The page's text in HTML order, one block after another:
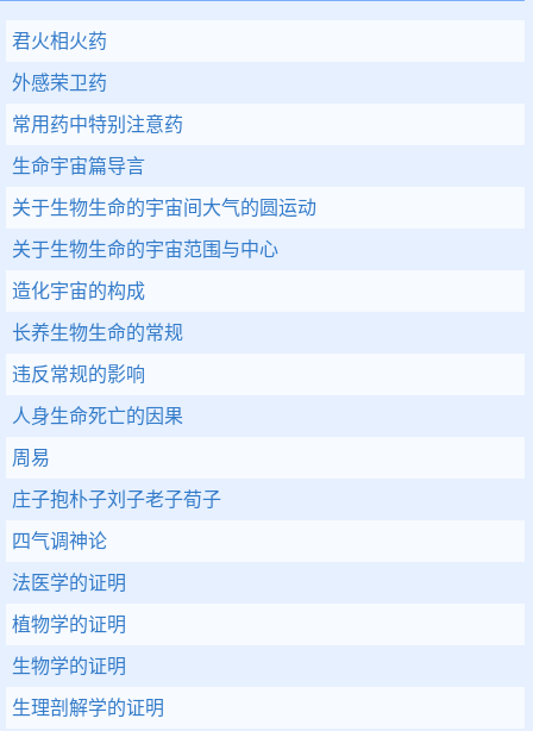
君火相火药
外感荣卫药
常用药中特别注意药
生命宇宙篇导言
关于生物生命的宇宙间大气的圆运动
关于生物生命的宇宙范围与中心
造化宇宙的构成
长养生物生命的常规
违反常规的影响
人身生命死亡的因果
周易
庄子抱朴子刘子老子荀子
四气调神论
法医学的证明
植物学的证明
生物学的证明
生理剖解学的证明